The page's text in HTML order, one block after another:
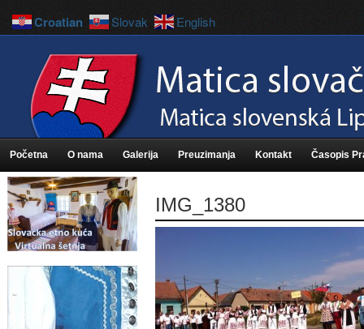
Početna O nama Galerija Preuzimanja Kontakt Časopis
IMG_1380
Croatian Slovak English